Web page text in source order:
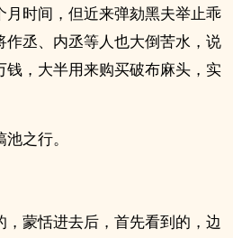
月时间，但近来弹劾黑夫举止乖
丞、内丞等人也大倒苦水，说
，大半用来购买破布麻头，实
之行。
蒙恬进去后，首先看到的，边